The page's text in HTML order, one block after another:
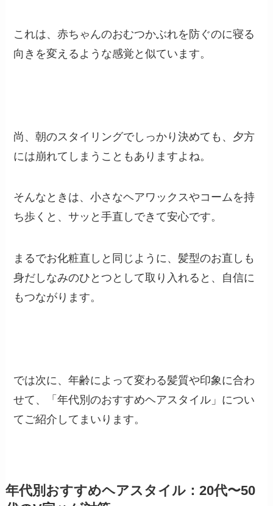
これは、赤ちゃんのおむつかぶれを防ぐのに寝る
向きを変えるような感覚と似ています。
尚、朝のスタイリングでしっかり決めても、夕方
には崩れてしまうこともありますよね。
そんなときは、小さなヘアワックスやコームを持
ち歩くと、サッと手直しできて安心です。
まるでお化粧直しと同じように、髪型のお直しも
身だしなみのひとつとして取り入れると、自信に
もつながります。
では次に、年齢によって変わる髪質や印象に合わ
せて、「年代別のおすすめヘアスタイル」につい
てご紹介してまいります。
年代別おすすめヘアスタイル：20代〜50